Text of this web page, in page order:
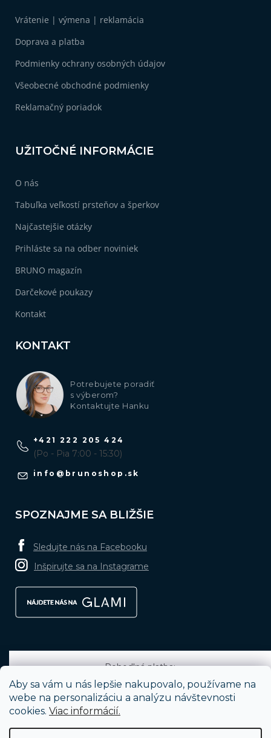
Aby sa vám u nás lepšie nakupovalo, používame na
webe na personalizáciu a analýzu návštevnosti
cookies. Viac informácií.
Vrátenie | výmena | reklamácia
Doprava a platba
Podmienky ochrany osobných údajov
Všeobecné obchodné podmienky
Reklamačný poriadok
UŽITOČNÉ INFORMÁCIE
O nás
Tabuľka veľkostí prsteňov a šperkov
Najčastejšie otázky
Prihláste sa na odber noviniek
BRUNO magazín
Darčekové poukazy
Kontakt
KONTAKT
Potrebujete poradiť
s výberom?
Kontaktujte Hanku
info @ brunoshop.sk
+421 222 205 424
(Po - Pia 7:00 - 15:30)
SPOZNAJME SA BLIŽŠIE
Sledujte nás na Facebooku
Inšpirujte sa na Instagrame
Pohodlná platba: